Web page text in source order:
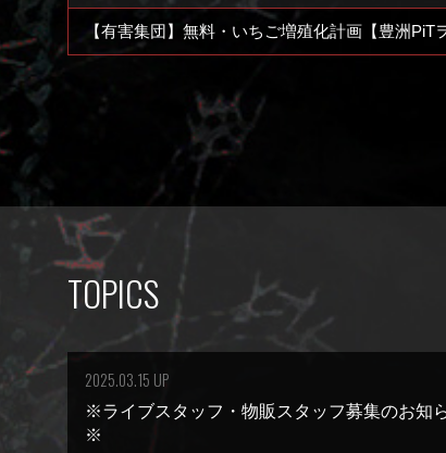
【有害集団】無料・いちご増殖化計画【豊洲PiT
TOPICS
2025.03.15 UP
※ライブスタッフ・物販スタッフ募集のお知
※